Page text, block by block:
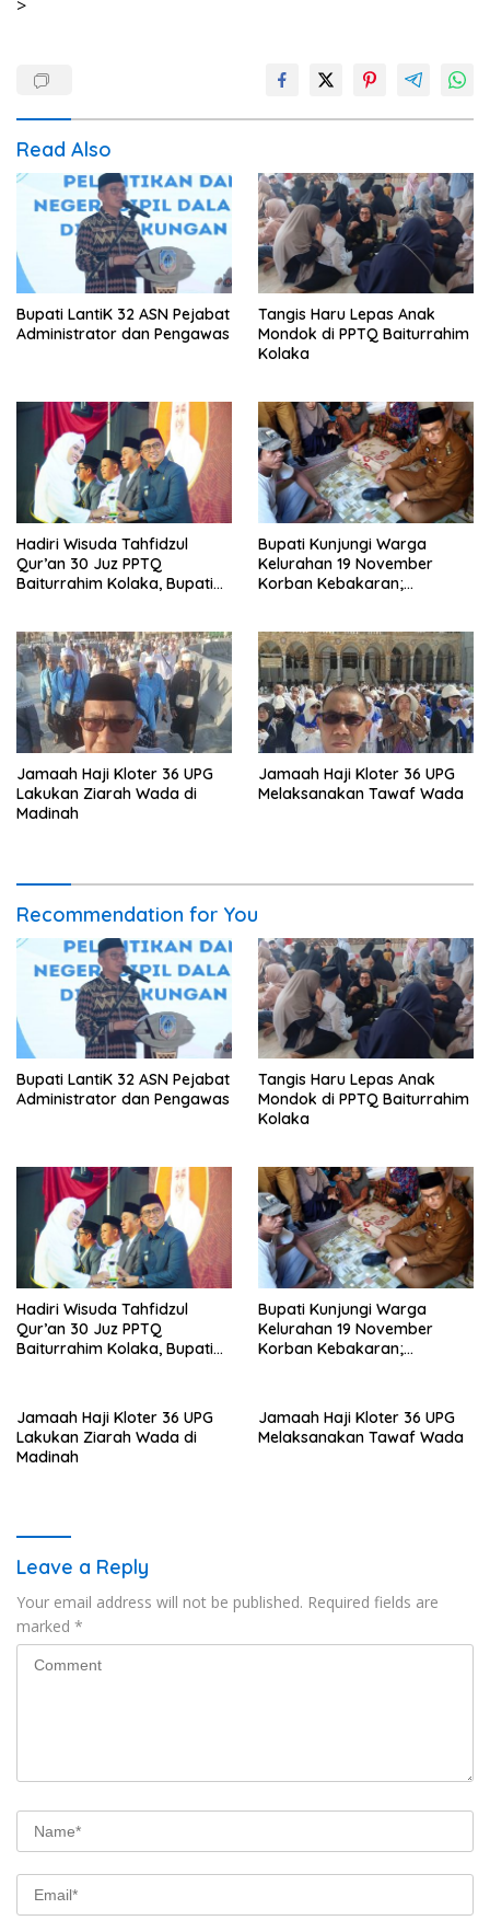
>
Read Also
Bupati LantiK 32 ASN Pejabat
Administrator dan Pengawas
Tangis Haru Lepas Anak
Mondok di PPTQ Baiturrahim
Kolaka
Hadiri Wisuda Tahfidzul
Qur’an 30 Juz PPTQ
Baiturrahim Kolaka, Bupati
Bupati Kunjungi Warga
Kelurahan 19 November
Korban Kebakaran;
Jamaah Haji Kloter 36 UPG
Lakukan Ziarah Wada di
Madinah
Jamaah Haji Kloter 36 UPG
Melaksanakan Tawaf Wada
Recommendation for You
Bupati LantiK 32 ASN Pejabat
Administrator dan Pengawas
Tangis Haru Lepas Anak
Mondok di PPTQ Baiturrahim
Kolaka
Hadiri Wisuda Tahfidzul
Qur’an 30 Juz PPTQ
Baiturrahim Kolaka, Bupati
Bupati Kunjungi Warga
Kelurahan 19 November
Korban Kebakaran;
Jamaah Haji Kloter 36 UPG
Lakukan Ziarah Wada di
Madinah
Jamaah Haji Kloter 36 UPG
Melaksanakan Tawaf Wada
Leave a Reply
Your email address will not be published. Required fields are
marked *